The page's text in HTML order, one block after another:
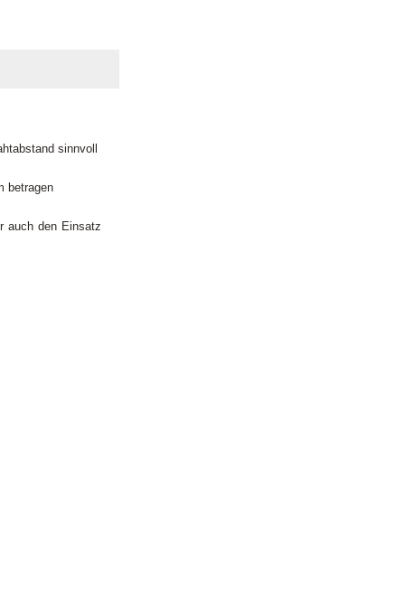
sinnvoll
betragen
auch den Einsatz